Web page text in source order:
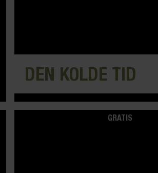
DEN KOLDE TID
GRATIS